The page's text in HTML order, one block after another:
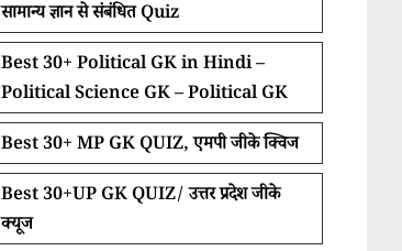
सामान्य ज्ञान से संबंधित Quiz
Best 30+ Political GK in Hindi –
Political Science GK – Political GK
Best 30+ MP GK QUIZ, एमपी जीके क्विज
Best 30+UP GK QUIZ/ उत्तर प्रदेश जीके
क्यूज